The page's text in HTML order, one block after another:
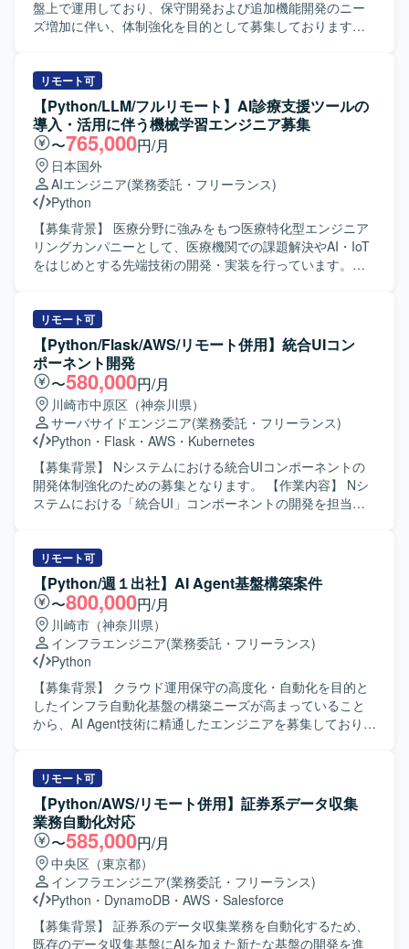
行プロジェクトに携わることで、API連携やデータ移行に関
する専門性を高めることができます。社内ナレッジ基盤の
Pythonを使用し、Dockerコンテナ上で実行する環境となり
ます。バージョン管理にはGitHubを利用いたします。
盤上で運用しており、保守開発および追加機能開発のニー
ズ増加に伴い、体制強化を目的として募集しております。
加機能開発をご担当いただきます。既存機能の改修、不具
合対応、認証まわりや画面機能追加、マスタ変更に伴うバ
ックエンド対応を行っていただきます。AWS環境上で稼働
するWebアプリのログ確認や原因調査、本番リリース前後
の改修・検証・リリース支援、設計書・テスト仕様書・リ
リース関連資料などのドキュメント更新もお任せいたしま
す。必要に応じてフロントエンド側の調査や軽微な修正支
援も行っていただきます。 【求める人物像】 既存システム
の構造を理解しながら、自ら調査し主体的に課題解決に取
り組んでいただける方を求めております。チームメンバー
と協調しつつ、ドキュメント作成やレビュー指摘対応など
め、共通基盤の理解を深めながら幅広いドメインの機能開
発・保守に関わることができます。リリース前後の改修や
検証、障害調査など、サービスライフサイクル全体に携わ
ることで、バックエンドエンジニアとしての経験を総合的
に積むことができます。 【開発環境】 Django/Pythonを用
いたバックエンド開発を中心に、AWS環境上で稼働する
Webアプリケーションの保守開発を行います。RDB/SQLを
利用したデータベースアクセスや、Gitを用いたチーム開発
を行う環境です。
リモート可
【Python/LLM/フルリモート】AI診療支援ツールの
導入・活用に伴う機械学習エンジニア募集
〜765,000円/月
日本国外
AIエンジニア(業務委託・フリーランス)
Python
【募集背景】 医療分野に強みをもつ医療特化型エンジニア
リングカンパニーとして、医療機関での課題解決やAI・IoT
をはじめとする先端技術の開発・実装を行っています。生
支援ツールの導入・活用を支援しつつ、顧客からのフィー
ドバックをプロダクト改善へつなげていただきます。 ・機
械学習モデルの開発・運用（NLP、生成AIを中心としたモデ
ル活用） ・プロンプト設計・チューニングを含むプロンプ
トエンジニア業務 ・カスタマーサクセスと連携した要件整
理および技術サポート ・プロダクト改善のためのデータ解
析およびモデル改善提案 【求める人物像】 技術とコミュニ
ケーションのバランスが取れており、論理的思考力を持っ
て問題の根本原因を追求できる方を求めています。医療機
関のスタッフや社内メンバーと円滑にコミュニケーション
を取りながら、顧客の現場に寄り添い主体的に対応いただ
形にしながらサービスの進化に直接貢献できるポジション
です。「技術×ビジネス」を横断するキャリアを築くことが
でき、LLMや生成AIを活用した先端領域で経験を積むこと
ができます。 【開発環境】 Pythonを用いた機械学習・生成
AIモデル開発環境での業務を想定しています。クラウド環
境や各種ライブラリ・フレームワークを活用しながら、
NLPおよびLLM関連の開発を行っていただきます。
リモート可
【Python/Flask/AWS/リモート併用】統合UIコン
ポーネント開発
〜580,000円/月
川崎市中原区（神奈川県）
サーバサイドエンジニア(業務委託・フリーランス)
Python ・ Flask ・ AWS ・ Kubernetes
【募集背景】 Nシステムにおける統合UIコンポーネントの
開発体制強化のための募集となります。 【作業内容】 Nシ
ステムにおける「統合UI」コンポーネントの開発を担当い
や、Kubernetesを利用したコンテナオーケストレーショ
ン、AWS環境の構築やCI/CDパイプラインの整備などを実施
していただきます。 【求める人物像】 要件や機能設計を的
確に理解し、自走して詳細設計から実装・検証まで取り組
める方を求めております。周囲とコミュニケーションを取
りながら、既存コンポーネントとの整合性を考慮した開発
や改善提案ができる方です。 【ポジションの魅力】 マイク
ロサービスアーキテクチャやKubernetes、AWSなどモダン
な技術スタックを用いた開発に携わることができます。統
合UIコンポーネントの共通基盤開発を通じて、システム全
クロサービス環境上で、KubernetesやAWSを用いたコンテ
ナ運用およびインフラ構築、CI/CDパイプラインによる継続
的インテグレーションとデリバリーを行う構成となってお
ります。
リモート可
【Python/週１出社】AI Agent基盤構築案件
〜800,000円/月
川崎市（神奈川県）
インフラエンジニア(業務委託・フリーランス)
Python
【募集背景】 クラウド運用保守の高度化・自動化を目的と
したインフラ自動化基盤の構築ニーズが高まっていること
から、AI Agent技術に精通したエンジニアを募集しておりま
フラ自動化基盤（EvoOps）の構築に携わっていただきま
す。AI×インフラ×Pythonを組み合わせた仕組みの設計・実
装・検証を行い、クラウド運用保守の高度化・自動化を推
進していただきます。 【求める人物像】 AIやインフラ領域
の新しい技術への関心が高く、自ら情報収集しながらキャ
ッチアップできる方を求めております。チーム内でのコミ
ュニケーションを大切にし、アジャイルな開発スタイルに
柔軟に対応できる方が望ましいです。 【ポジションの魅
力】 AI Agentとインフラ自動化基盤という先進的な領域に
携わることで、AI×インフラ×Pythonを横断したスキルを実
リモート可
【Python/AWS/リモート併用】証券系データ収集
業務自動化対応
〜585,000円/月
中央区（東京都）
インフラエンジニア(業務委託・フリーランス)
Python ・ DynamoDB ・ AWS ・ Salesforce
【募集背景】 証券系のデータ収集業務を自動化するため、
既存のデータ収集基盤にAIを加えた新たな基盤の開発を進